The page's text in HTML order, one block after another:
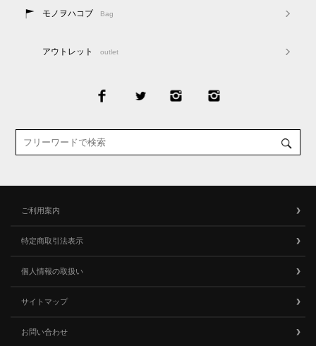
モノヲハコブ Bag
アウトレット outlet
ご利用案内
特定商取引法表示
個人情報の取扱い
サイトマップ
お問い合わせ